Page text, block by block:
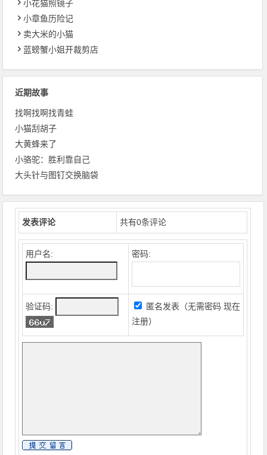
小花猫照镜子
小章鱼历险记
卖大米的小猫
蓝螃蟹小姐开裁剪店
近期故事
找啊找啊找青蛙
小猫刮胡子
大黄蜂来了
小骆驼：胜利靠自己
大头针与图钉交换脑袋
发表评论 共有0条评论
用户名: 密码:
验证码: 匿名发表（无需密码现在
注册）